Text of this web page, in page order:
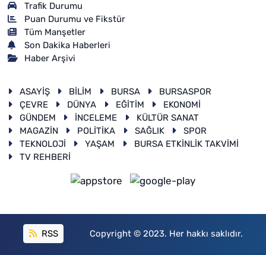
Trafik Durumu
Puan Durumu ve Fikstür
Tüm Manşetler
Son Dakika Haberleri
Haber Arşivi
ASAYİŞ BİLİM BURSA
BURSASPOR
ÇEVRE
DÜNYA EĞİTİM
EKONOMİ
GÜNDEM
İNCELEME
KÜLTÜR SANAT
MAGAZİN
POLİTİKA SAĞLIK
SPOR
TEKNOLOJİ
YAŞAM
BURSA ETKİNLİK TAKVİMİ
TV REHBERİ
RSS Copyright © 2023. Her hakkı saklıdır.